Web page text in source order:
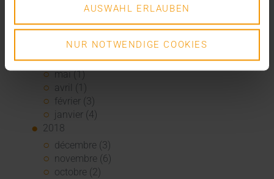
AUSWAHL ERLAUBEN
NUR NOTWENDIGE COOKIES
octobre (1)
septembre (2)
août (3)
juillet (3)
juin (1)
mai (1)
avril (1)
février (3)
janvier (4)
2018
décembre (3)
novembre (6)
octobre (2)